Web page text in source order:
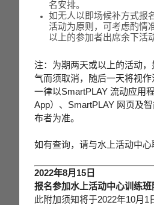
名安排。
如无人以即场候补方式报
活动为原则，可考虑酌情
以上的参加者出席余下活
注：为期两天或以上的活动
气而须取消，随后一天将视
一律以SmartPLAY 流动应用
App）、SmartPLAY 网页及
布者为准。
如有查询，请与水上活动中心
2022年8月15日
报名参加水上活动中心训练班
此附加须知将于2022年10月1